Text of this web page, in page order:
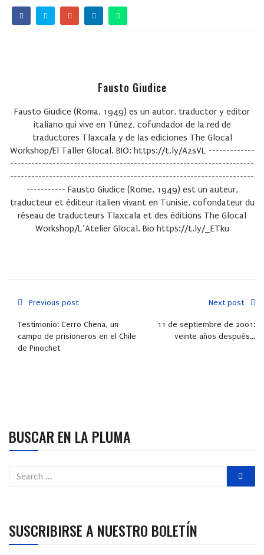
Fausto Giudice
Fausto Giudice (Roma, 1949) es un autor, traductor y editor
italiano qui vive en Túnez, cofundador de la red de
traductores Tlaxcala y de las ediciones The Glocal
Workshop/El Taller Glocal. BIO: https://t.ly/A2sVL -------------
---------------------------------------------------------------------
---------------------------------------------------------------------
----------- Fausto Giudice (Rome, 1949) est un auteur,
traducteur et éditeur italien vivant en Tunisie, cofondateur du
réseau de traducteurs Tlaxcala et des éditions The Glocal
Workshop/L’Atelier Glocal. Bio https://t.ly/_ETku
Previous post
Testimonio: Cerro Chena, un
campo de prisioneros en el Chile
de Pinochet
Next post
11 de septiembre de 2001:
veinte años después...
BUSCAR EN LA PLUMA
SUSCRIBIRSE A NUESTRO BOLETÍN